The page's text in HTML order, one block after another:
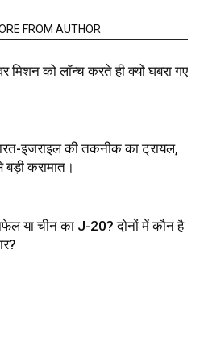
FROM AUTHOR
मिशन को लॉन्च करते ही क्यों घबरा गए
इजराइल की तकनीक का ट्रायल,
करामात।
या चीन का J-20? दोनों में कौन है